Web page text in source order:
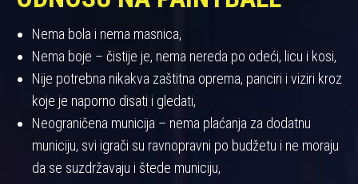
Nema bola i nema masnica,
Nema boje – čistije je, nema nereda po odeći, licu i kosi,
Nije potrebna nikakva zaštitna oprema, panciri i viziri kroz
koje je naporno disati i gledati,
Neograničena municija – nema plaćanja za dodatnu
municiju, svi igrači su ravnopravni po budžetu i ne moraju
da se suzdržavaju i štede municiju,